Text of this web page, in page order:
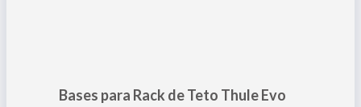
Bases para Rack de Teto Thule Evo